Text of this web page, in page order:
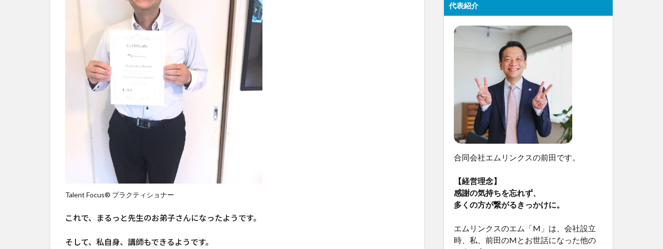
Talent Focus® プラクティショナー
これで、まるっと先生のお弟子さんになったようです。
そして、私自身、講師もできるようです。
代表紹介
合同会社エムリンクスの前田です。
【経営理念】
感謝の気持ちを忘れず、
多くの方が繋がるきっかけに。
エムリンクスのエム「M」は、会社設立
時、私、前田のMとお世話になった他の